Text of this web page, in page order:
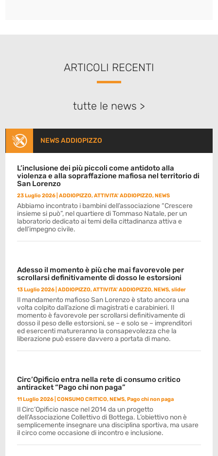
ARTICOLI RECENTI
tutte le news >
NEWS ADDIOPIZZO
L’inclusione dei più piccoli come antidoto alla
violenza e alla sopraffazione mafiosa nel territorio di
San Lorenzo
23 Luglio 2026 |ADDIOPIZZO,ATTIVITA' ADDIOPIZZO,NEWS
Abbiamo incontrato i bambini dell’associazione “Crescere
insieme si può”, nel quartiere di Tommaso Natale, per un
laboratorio dedicato ai temi della cittadinanza attiva e
dell’impegno civile.
Adesso il momento è più che mai favorevole per
scrollarsi definitivamente di dosso le estorsioni
13 Luglio 2026 |ADDIOPIZZO,ATTIVITA' ADDIOPIZZO,NEWS,slider
Il mandamento mafioso San Lorenzo è stato ancora una
volta colpito dall’azione di magistrati e carabinieri. Il
momento è favorevole per scrollarsi definitivamente di
dosso il peso delle estorsioni, se – e solo se – imprenditori
ed esercenti matureranno la consapevolezza che la
liberazione può essere davvero a portata di mano.
Circ’Opificio entra nella rete di consumo critico
antiracket “Pago chi non paga”
11 Luglio 2026 |CONSUMO CRITICO,NEWS,Pago chi non paga
Il Circ’Opificio nasce nel 2014 da un progetto
dell’Associazione Collettivo di Bottega. L’obiettivo non è
semplicemente insegnare una disciplina sportiva, ma usare
il circo come occasione di incontro e inclusione.